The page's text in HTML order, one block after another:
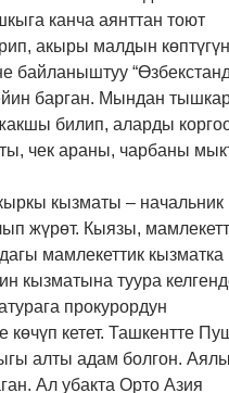
канча аянттан тоют
акыры малдын
байланыштуу
барган. Мындан
билип, аларды
чек араны, чарбаны
кызматы – начальник
жүрөт. Кыязы,
мамлекеттик кызматка
кызматына туура
прокурордун
кетет. Ташкентте
алты адам болгон.
Ал убакта Орто Азия